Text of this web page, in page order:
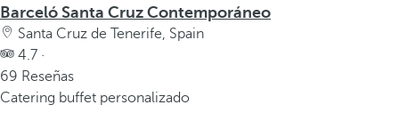
r
i
m
e
r
Barceló Santa Cruz Contemporáneo
Santa Cruz de Tenerife, Spain
4.7 ·
69 Reseñas
Catering buffet personalizado